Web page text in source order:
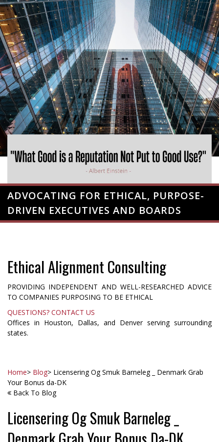
ADVOCATING FOR ETHICAL, PURPOSE-
DRIVEN EXECUTIVES AND BOARDS
Ethical Alignment Consulting
PROVIDING INDEPENDENT AND WELL-RESEARCHED ADVICE
TO COMPANIES PURPOSING TO BE ETHICAL
QUESTIONS? CONTACT US
Offices in Houston, Dallas, and Denver serving surrounding
states.
Home> Blog> Licensering Og Smuk Barneleg _ Denmark Grab
Your Bonus da-DK
Back To Blog
Licensering Og Smuk Barneleg _